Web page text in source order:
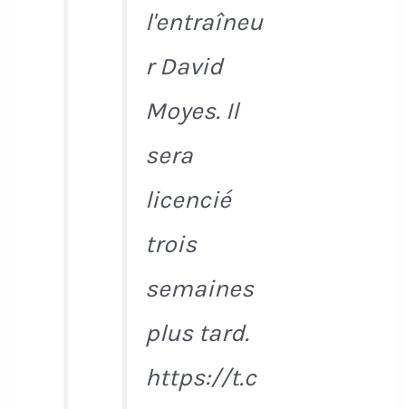
l'entraîneu
r David
Moyes. Il
sera
licencié
trois
semaines
plus tard.
https://t.c